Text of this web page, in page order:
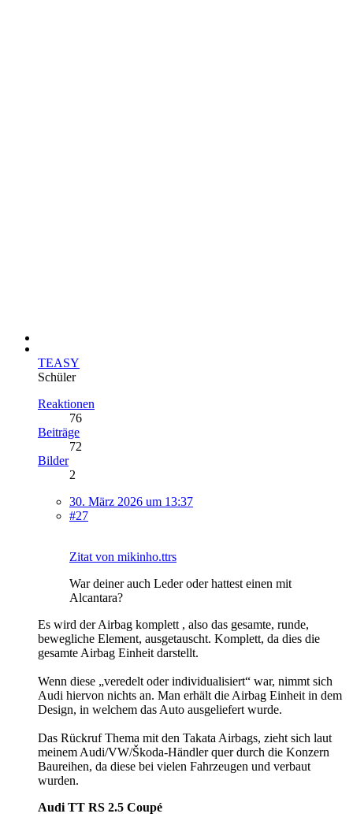
TEASY
Schüler
Reaktionen
76
Beiträge
72
Bilder
2
30. März 2026 um 13:37
#27
Zitat von mikinho.ttrs
War deiner auch Leder oder hattest einen mit
Alcantara?
Es wird der Airbag komplett , also das gesamte, runde,
bewegliche Element, ausgetauscht. Komplett, da dies die
gesamte Airbag Einheit darstellt.
Wenn diese „veredelt oder individualisiert“ war, nimmt sich
Audi hiervon nichts an. Man erhält die Airbag Einheit in dem
Design, in welchem das Auto ausgeliefert wurde.
Das Rückruf Thema mit den Takata Airbags, zieht sich laut
meinem Audi/VW/Škoda-Händler quer durch die Konzern
Baureihen, da diese bei vielen Fahrzeugen und verbaut
wurden.
Audi TT RS 2.5 Coupé